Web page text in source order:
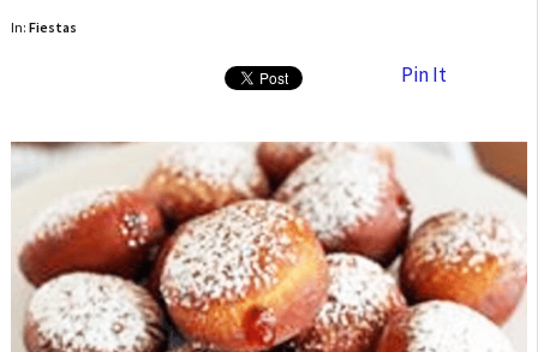
In: Fiestas
Pin It